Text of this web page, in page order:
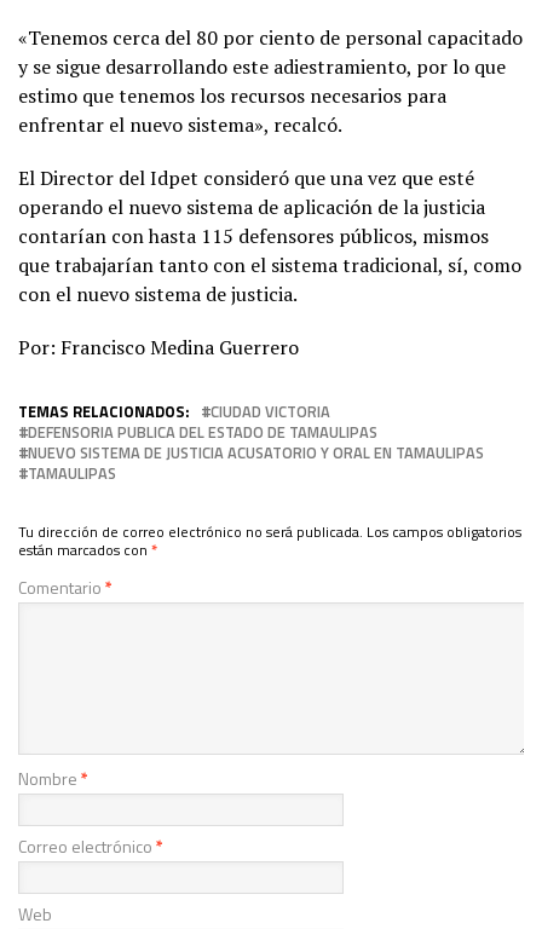
«Tenemos cerca del 80 por ciento de personal capacitado
y se sigue desarrollando este adiestramiento, por lo que
estimo que tenemos los recursos necesarios para
enfrentar el nuevo sistema», recalcó.
El Director del Idpet consideró que una vez que esté
operando el nuevo sistema de aplicación de la justicia
contarían con hasta 115 defensores públicos, mismos
que trabajarían tanto con el sistema tradicional, sí, como
con el nuevo sistema de justicia.
Por: Francisco Medina Guerrero
TEMAS RELACIONADOS:
CIUDAD VICTORIA
DEFENSORIA PUBLICA DEL ESTADO DE TAMAULIPAS
NUEVO SISTEMA DE JUSTICIA ACUSATORIO Y ORAL EN TAMAULIPAS
TAMAULIPAS
Tu dirección de correo electrónico no será publicada. Los campos obligatorios
están marcados con *
Comentario*
Nombre*
Correo electrónico*
Web